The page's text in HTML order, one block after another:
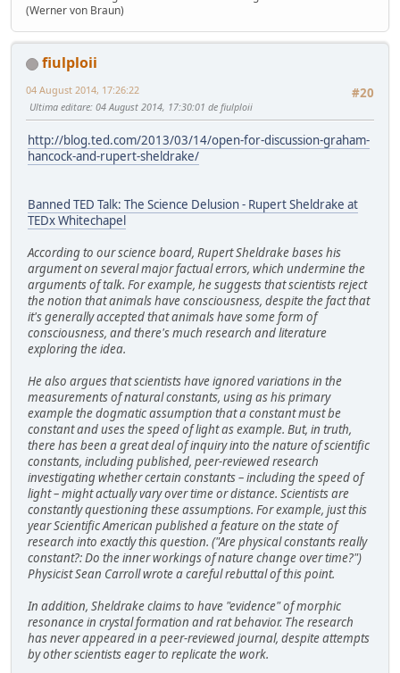
(Werner von Braun)
fiulploii
#20
04 August 2014, 17:26:22
Ultima editare: 04 August 2014, 17:30:01 de fiulploii
http://blog.ted.com/2013/03/14/open-for-discussion-graham-
hancock-and-rupert-sheldrake/
Banned TED Talk: The Science Delusion - Rupert Sheldrake at
TEDx Whitechapel
According to our science board, Rupert Sheldrake bases his
argument on several major factual errors, which undermine the
arguments of talk. For example, he suggests that scientists reject
the notion that animals have consciousness, despite the fact that
it's generally accepted that animals have some form of
consciousness, and there's much research and literature
exploring the idea.
He also argues that scientists have ignored variations in the
measurements of natural constants, using as his primary
example the dogmatic assumption that a constant must be
constant and uses the speed of light as example. But, in truth,
there has been a great deal of inquiry into the nature of scientific
constants, including published, peer-reviewed research
investigating whether certain constants – including the speed of
light – might actually vary over time or distance. Scientists are
constantly questioning these assumptions. For example, just this
year Scientific American published a feature on the state of
research into exactly this question. ("Are physical constants really
constant?: Do the inner workings of nature change over time?")
Physicist Sean Carroll wrote a careful rebuttal of this point.
In addition, Sheldrake claims to have "evidence" of morphic
resonance in crystal formation and rat behavior. The research
has never appeared in a peer-reviewed journal, despite attempts
by other scientists eager to replicate the work.